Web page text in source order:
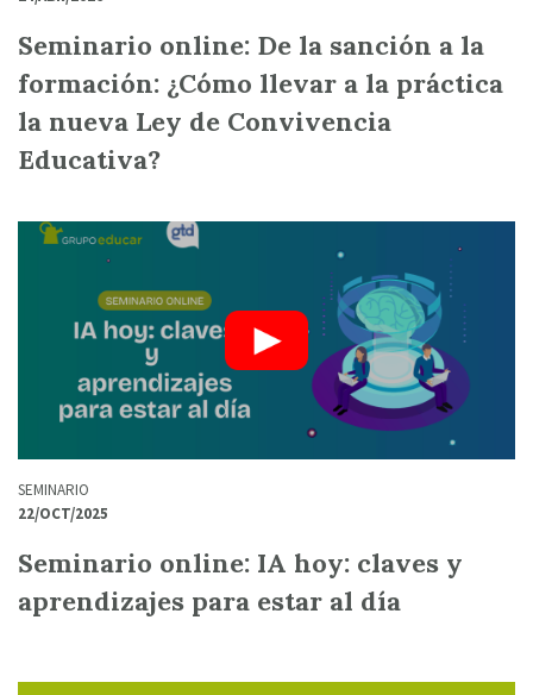
Seminario online: De la sanción a la
formación: ¿Cómo llevar a la práctica
la nueva Ley de Convivencia
Educativa?
SEMINARIO
22/OCT/2025
Seminario online: IA hoy: claves y
aprendizajes para estar al día